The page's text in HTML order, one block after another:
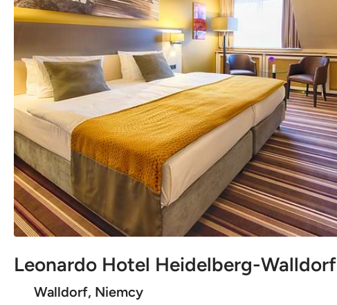
Leonardo Hotel Heidelberg-Walldorf
Walldorf, Niemcy